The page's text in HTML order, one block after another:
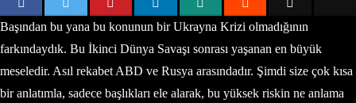
Başından bu yana bu konunun bir Ukrayna Krizi olmadığının
farkındaydık. Bu İkinci Dünya Savaşı sonrası yaşanan en büyük
meseledir. Asıl rekabet ABD ve Rusya arasındadır. Şimdi size çok kısa
bir anlatımla, sadece başlıkları ele alarak, bu yüksek riskin ne anlama